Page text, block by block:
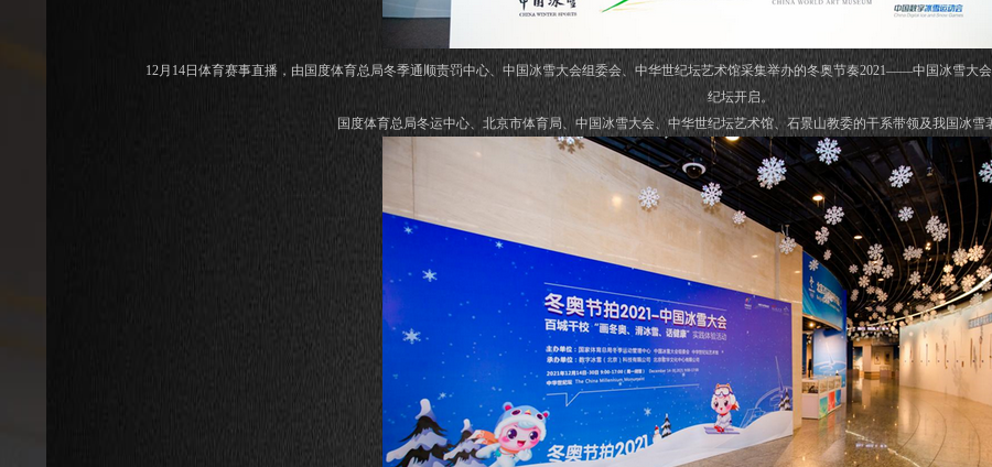
12月14日体育赛事直播，由国度体育总局冬季通顺责罚中心、中国冰雪大会组委会、中华世纪坛艺术馆采集举办的冬奥节奏2021——中国冰雪大
纪坛开启。
国度体育总局冬运中心、北京市体育局、中国冰雪大会、中华世纪坛艺术馆、石景山教委的干系带领及我国冰雪